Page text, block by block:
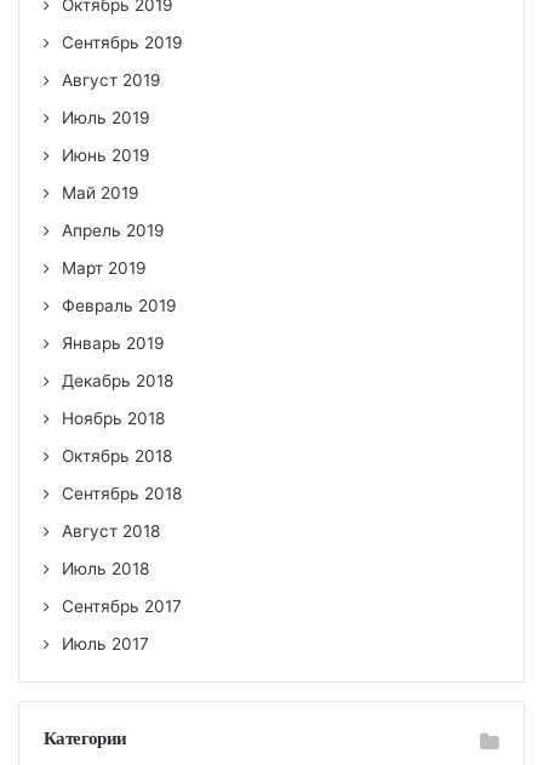
Октябрь 2019
Сентябрь 2019
Август 2019
Июль 2019
Июнь 2019
Май 2019
Апрель 2019
Март 2019
Февраль 2019
Январь 2019
Декабрь 2018
Ноябрь 2018
Октябрь 2018
Сентябрь 2018
Август 2018
Июль 2018
Сентябрь 2017
Июль 2017
Категории